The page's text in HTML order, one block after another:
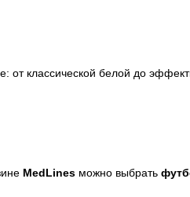
от классической белой до
MedLines можно выбрать